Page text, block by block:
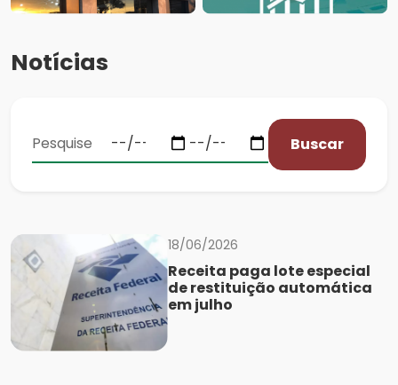
Notícias
Buscar
18/06/2026
Receita paga lote especial
de restituição automática
em julho